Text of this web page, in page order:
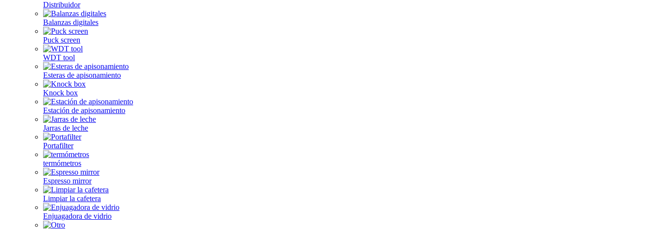
Distribuidor
Balanzas digitales
Puck screen
WDT tool
Esteras de apisonamiento
Knock box
Estación de apisonamiento
Jarras de leche
Portafilter
termómetros
Espresso mirror
Limpiar la cafetera
Enjuagadora de vidrio